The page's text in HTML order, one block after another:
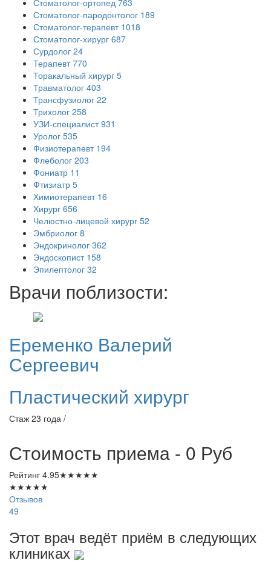
Стоматолог-пародонтолог 189
Стоматолог-терапевт 1018
Стоматолог-хирург 687
Сурдолог 24
Терапевт 770
Торакальный хирург 5
Травматолог 403
Трансфузиолог 22
Трихолог 258
УЗИ-специалист 931
Уролог 535
Физиотерапевт 194
Флеболог 203
Фониатр 11
Фтизиатр 5
Химиотерапевт 16
Хирург 656
Челюстно-лицевой хирург 52
Эмбриолог 8
Эндокринолог 362
Эндоскопист 158
Эпилептолог 32
Врачи поблизости:
Еременко Валерий
Сергеевич
Пластический хирург
Стаж 23 года /
Стоимость приема - 0 Руб
Рейтинг 4.95★★★★★
★★★★★
Отзывов
49
Этот врач ведёт приём в следующих
клиниках